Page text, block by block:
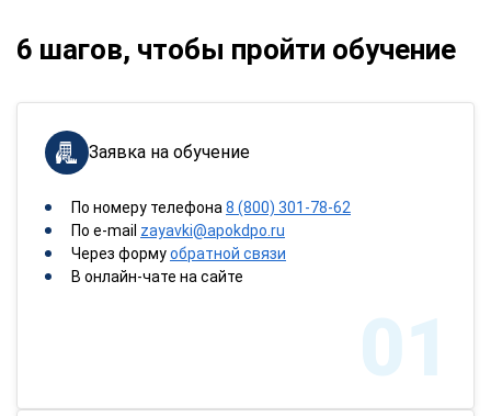
6 шагов, чтобы пройти обучение
Заявка на обучение
По номеру телефона 8 (800) 301-78-62
По e-mail zayavki@apokdpo.ru
Через формуобратной связи
В онлайн-чате на сайте
01